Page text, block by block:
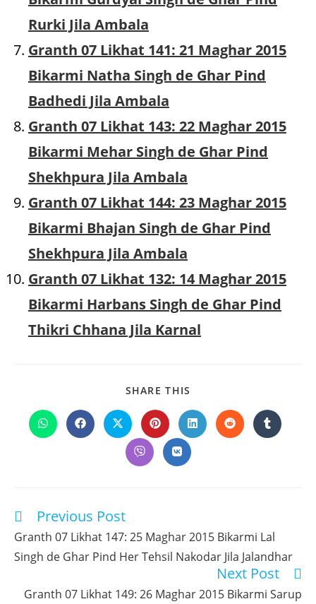
Rurki Jila Ambala
Granth 07 Likhat 141: 21 Maghar 2015
Bikarmi Natha Singh de Ghar Pind
Badhedi Jila Ambala
Granth 07 Likhat 143: 22 Maghar 2015
Bikarmi Mehar Singh de Ghar Pind
Shekhpura Jila Ambala
Granth 07 Likhat 144: 23 Maghar 2015
Bikarmi Bhajan Singh de Ghar Pind
Shekhpura Jila Ambala
Granth 07 Likhat 132: 14 Maghar 2015
Bikarmi Harbans Singh de Ghar Pind
Thikri Chhana Jila Karnal
SHARE THIS
CONTENT
Opens
in
Opens
in
Opens
in
new
window
Opens
in
new
window
Opens
in
Opens
in
Opens
in
Opens
in
Opens
in
Read
articles
Previous Post
Granth 07 Likhat 147: 25 Maghar 2015 Bikarmi Lal
Singh de Ghar Pind Her Tehsil Nakodar Jila Jalandhar
Next Post
Granth 07 Likhat 149: 26 Maghar 2015 Bikarmi Sarup